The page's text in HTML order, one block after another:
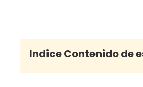
Indice Contenido de